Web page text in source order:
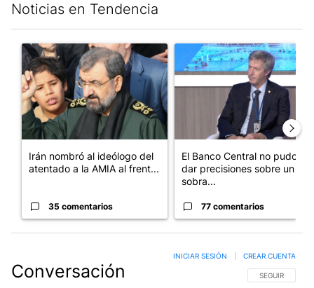
Noticias en Tendencia
Un artículo de tendencia con el título "Irán nombró al ideólogo
Irán nombró al ideólogo del
atentado a la AMIA al frent...
35 comentarios
Un artículo de tendencia
El Banco Central no pudo
dar precisiones sobre un
sobra...
77 comentarios
Conversación SIGA ESTA
SEGUIR
INICIAR SESIÓN CREAR CUENTA